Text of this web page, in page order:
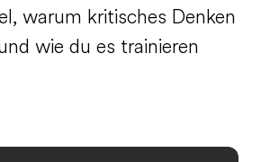
warum kritisches Denken
wie du es trainieren